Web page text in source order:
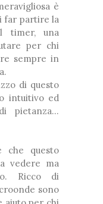
è
far partire la
timer, una
per chi
sempre in
di questo
intuitivo ed
pietanza...
che questo
vedere ma
Ricco di
sono